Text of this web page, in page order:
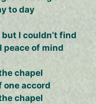
to day
I couldn’t find
peace of mind
chapel
one accord
chapel